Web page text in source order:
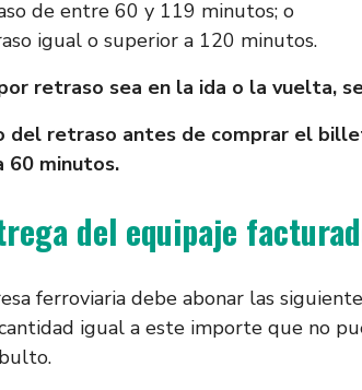
de entre 60 y 119 minutos; o
igual o superior a 120 minutos.
retraso sea en la ida o la vuelta,
del retraso antes de comprar el
60 minutos.
del equipaje
ferroviaria debe abonar las
igual a este importe que no